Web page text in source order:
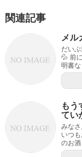
o
o
関連記事
メル
だい
💦 前
明書
も
てい
みな
いつ
のお